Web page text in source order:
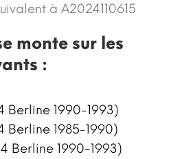
à A2024110615
monte sur les
:
Berline 1990-1993)
Berline 1985-1990)
Berline 1990-1993)